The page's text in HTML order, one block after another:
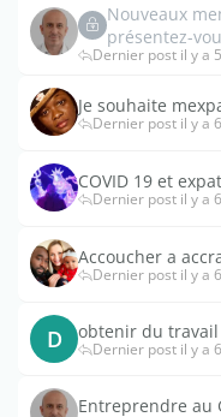
Nouveaux
présentez-
Dernier post il y a
Je souhaite
Dernier post il y a
COVID 19 et
Dernier post il y a
Accoucher a
Dernier post il y a
D obtenir du travail
Dernier post il y a
Entreprendre au